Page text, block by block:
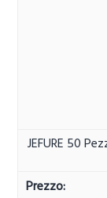
JEFURE 50